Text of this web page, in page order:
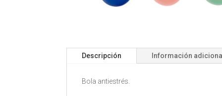
Descripción Información
Bola antiestrés.